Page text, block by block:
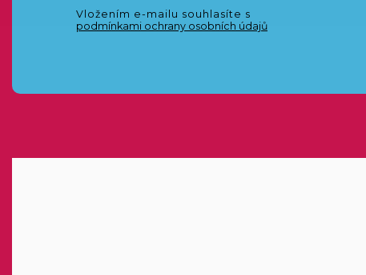
Vložením e-mailu souhlasíte s
podmínkami ochrany osobních údajů